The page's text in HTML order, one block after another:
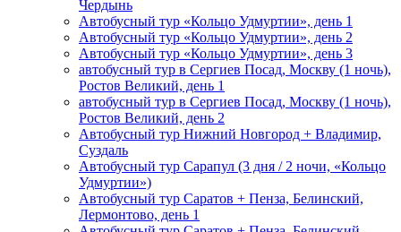
Чердынь
Автобусный тур «Кольцо Удмуртии», день 1
Автобусный тур «Кольцо Удмуртии», день 2
Автобусный тур «Кольцо Удмуртии», день 3
автобусный тур в Сергиев Посад, Москву (1 ночь),
Ростов Великий, день 1
автобусный тур в Сергиев Посад, Москву (1 ночь),
Ростов Великий, день 2
Автобусный тур Нижний Новгород + Владимир,
Суздаль
Автобусный тур Сарапул (3 дня / 2 ночи, «Кольцо
Удмуртии»)
Автобусный тур Саратов + Пенза, Белинский,
Лермонтово, день 1